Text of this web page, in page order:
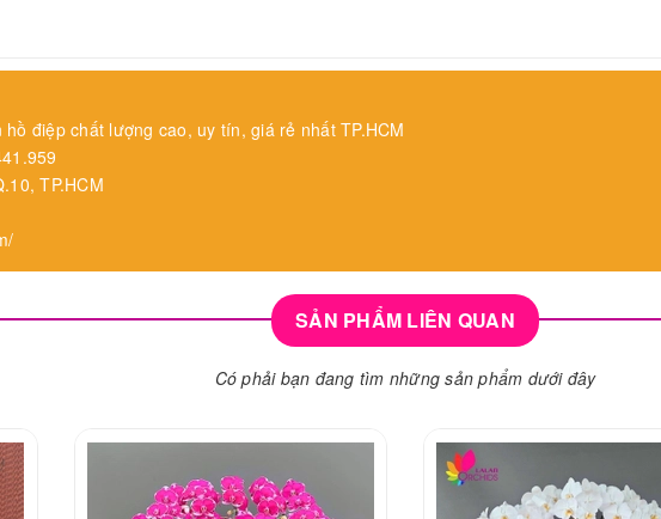
điệp chất lượng cao, uy tín, giá rẻ nhất TP.HCM
TP.HCM
SẢN PHẨM LIÊN QUAN
Có phải bạn đang tìm những sản phẩm dưới đây